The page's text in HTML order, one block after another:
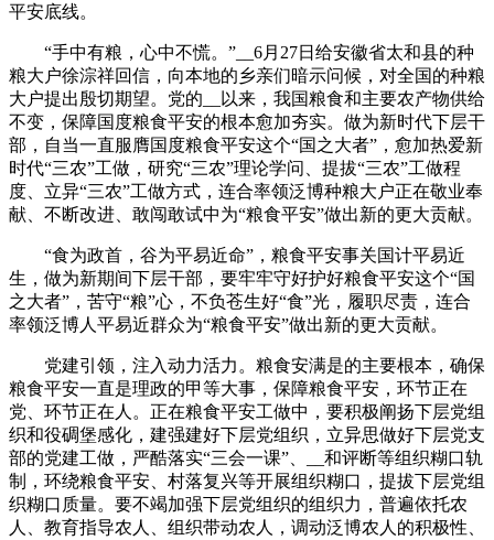
平安底线。
“手中有粮，心中不慌。”__6月27日给安徽省太和县的种
粮大户徐淙祥回信，向本地的乡亲们暗示问候，对全国的种粮
大户提出殷切期望。党的__以来，我国粮食和主要农产物供给
不变，保障国度粮食平安的根本愈加夯实。做为新时代下层干
部，自当一直服膺国度粮食平安这个“国之大者”，愈加热爱新
时代“三农”工做，研究“三农”理论学问、提拔“三农”工做程
度、立异“三农”工做方式，连合率领泛博种粮大户正在敬业奉
献、不断改进、敢闯敢试中为“粮食平安”做出新的更大贡献。
“食为政首，谷为平易近命”，粮食平安事关国计平易近
生，做为新期间下层干部，要牢牢守好护好粮食平安这个“国
之大者”，苦守“粮”心，不负苍生好“食”光，履职尽责，连合
率领泛博人平易近群众为“粮食平安”做出新的更大贡献。
党建引领，注入动力活力。粮食安满是的主要根本，确保
粮食平安一直是理政的甲等大事，保障粮食平安，环节正在
党、环节正在人。正在粮食平安工做中，要积极阐扬下层党组
织和役碉堡感化，建强建好下层党组织，立异思做好下层党支
部的党建工做，严酷落实“三会一课”、__和评断等组织糊口轨
制，环绕粮食平安、村落复兴等开展组织糊口，提拔下层党组
织糊口质量。要不竭加强下层党组织的组织力，普遍依托农
人、教育指导农人、组织带动农人，调动泛博农人的积极性、